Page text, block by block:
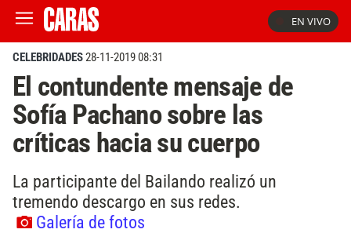
EN VIVO
CELEBRIDADES28-11-2019 08:31
El contundente mensaje de
Sofía Pachano sobre las
críticas hacia su cuerpo
La participante del Bailando realizó un
tremendo descargo en sus redes.
Galería de fotos